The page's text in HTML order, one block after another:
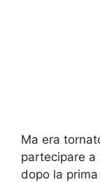
Ma era
partecipare a
dopo la